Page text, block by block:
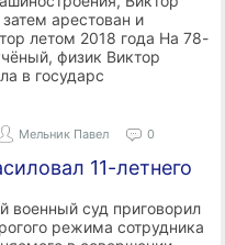
арестован и
летом 2018 года На 78-
физик Виктор
в государс
Мельник Павел 0
11-летнего
военный суд приговорил
режима сотрудника